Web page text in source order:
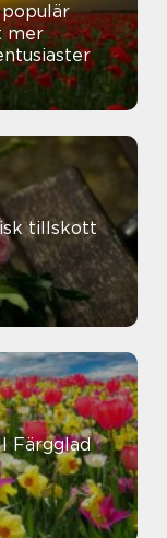
mer
tillskott
Färgglad